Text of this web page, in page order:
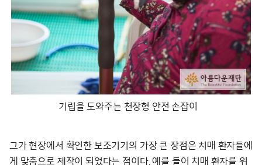
기립을 도와주는 천장형 안전 손잡이
그가 현장에서 확인한 보조기기의 가장 큰 장점은 치매 환자들에
게 맞춤으로 제작이 되었다는 점이다. 예를 들어 치매 환자를 위